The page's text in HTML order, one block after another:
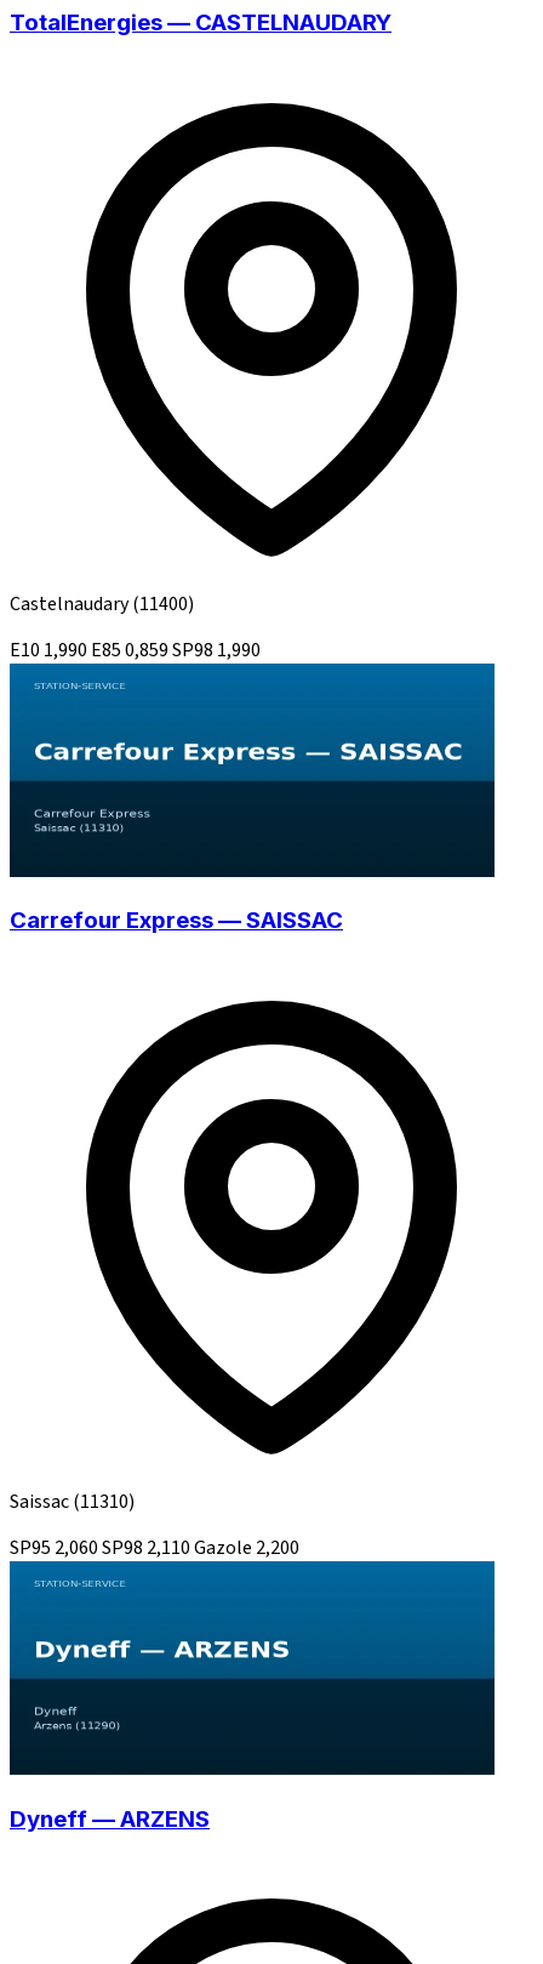
TotalEnergies — CASTELNAUDARY
Castelnaudary(11400)
E10 1,990 E850,859SP98 1,990
Carrefour Express — SAISSAC
Saissac(11310)
SP95 2,060SP98 2,110Gazole 2,200
Dyneff — ARZENS